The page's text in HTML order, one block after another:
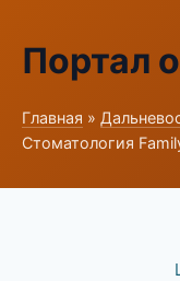
Портал
Главная »
Стоматология